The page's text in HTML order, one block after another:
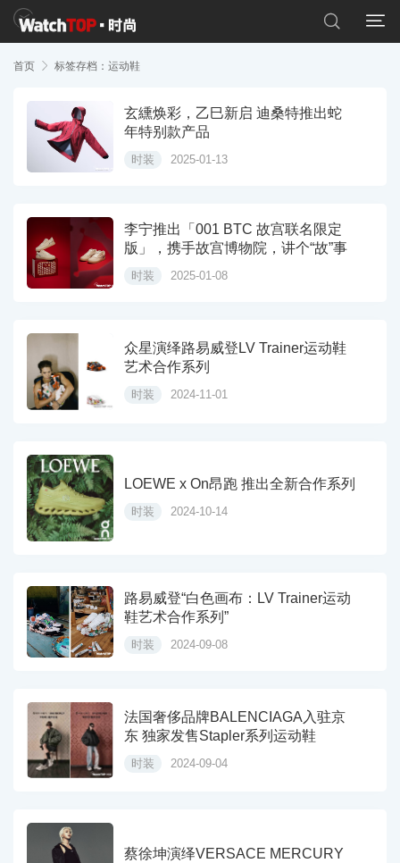


首页  标签存档：运动鞋
玄纁焕彩，乙巳新启 迪桑特推出蛇
年特别款产品
时装 2025-01-13
李宁推出「001 BTC 故宫联名限定
版」，携手故宫博物院，讲个“故”事
时装 2025-01-08
众星演绎路易威登LV Trainer运动鞋
艺术合作系列
时装 2024-11-01
LOEWE x On昂跑 推出全新合作系列
时装 2024-10-14
路易威登“白色画布：LV Trainer运动
鞋艺术合作系列”
时装 2024-09-08
法国奢侈品牌BALENCIAGA入驻京
东 独家发售Stapler系列运动鞋
时装 2024-09-04
蔡徐坤演绎VERSACE MERCURY